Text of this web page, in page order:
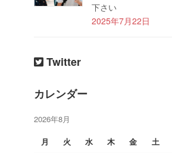
下さい
2025年7月22日
Twitter
カレンダー
2026年8月
月
火 水 木 金 土